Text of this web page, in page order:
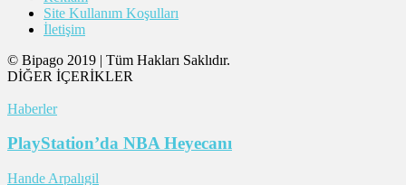
Site Kullanım Koşulları
İletişim
© Bipago 2019 | Tüm Hakları Saklıdır.
DİĞER İÇERİKLER
Haberler
PlayStation’da NBA Heyecanı
Hande Arpalıgil